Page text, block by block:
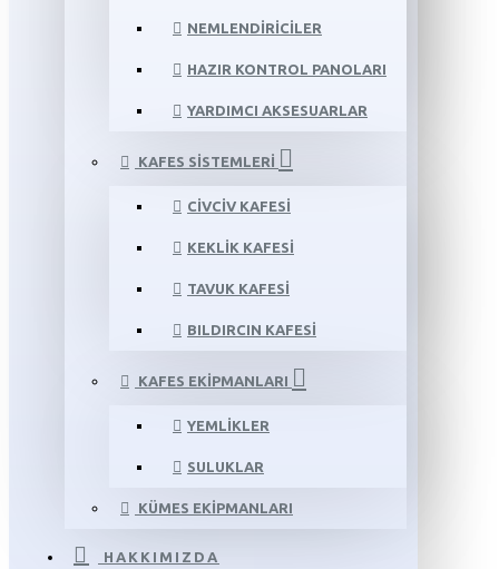
NEMLENDIRICILER
HAZIR KONTROL PANOLARI
YARDIMCI AKSESUARLAR
KAFES SISTEMLERI
CIVCIV KAFESI
KEKLIK KAFESI
TAVUK KAFESI
BILDIRCIN KAFESI
KAFES EKIPMANLARI
YEMLIKLER
SULUKLAR
KÜMES EKIPMANLARI
HAKKIMIZDA